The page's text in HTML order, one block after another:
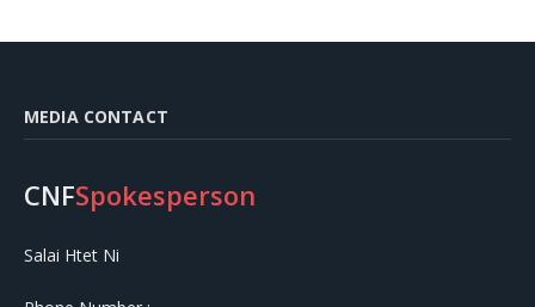
MEDIA CONTACT
CNFSpokesperson
Salai Htet Ni